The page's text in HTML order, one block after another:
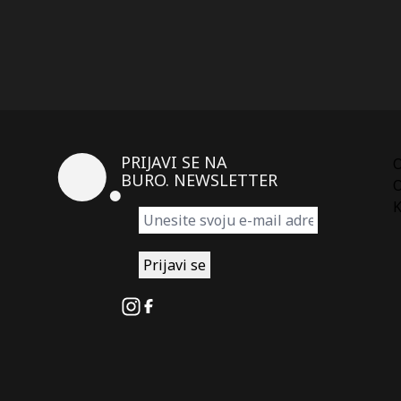
PRIJAVI SE NA
BURO. NEWSLETTER
Instagram
Facebook